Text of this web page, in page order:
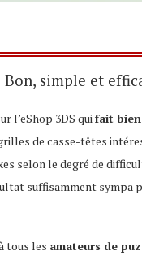
Bon, simple et
l’eShop 3DS quifait
de casse-têtes
selon le degré de
suffisamment sympa
tous les amateurs de